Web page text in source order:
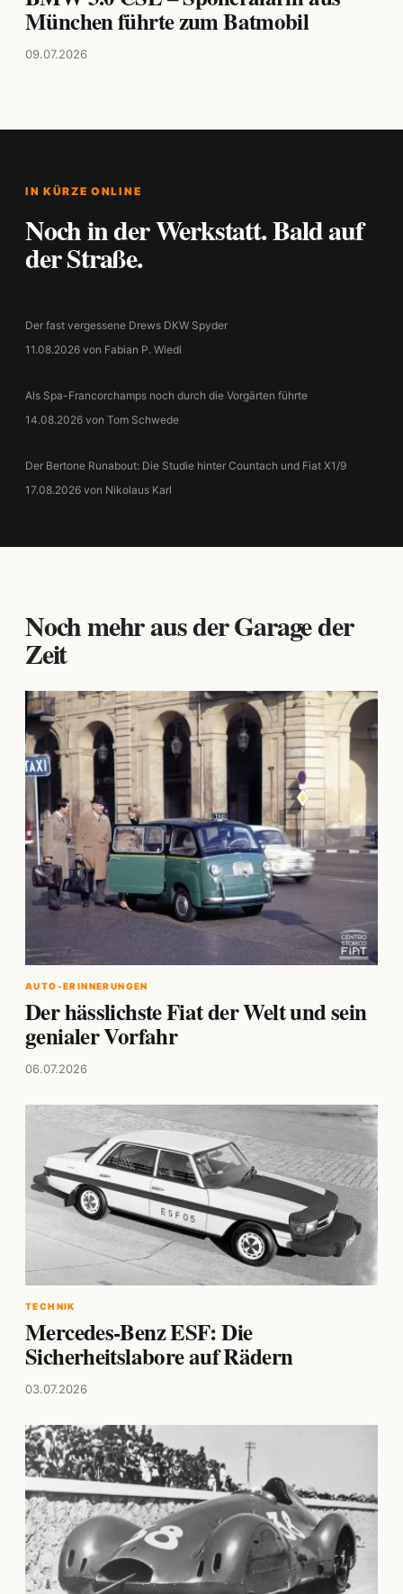
München führte zum Batmobil
09.07.2026
IN KÜRZE ONLINE
Noch in der Werkstatt. Bald auf
der Straße.
Der fast vergessene Drews DKW Spyder
11.08.2026 von Fabian P. Wiedl
Als Spa-Francorchamps noch durch die Vorgärten führte
14.08.2026 von Tom Schwede
Der Bertone Runabout: Die Studie hinter Countach und Fiat X1/9
17.08.2026 von Nikolaus Karl
Noch mehr aus der Garage der
Zeit
AUTO-ERINNERUNGEN
Der hässlichste Fiat der Welt und sein
genialer Vorfahr
06.07.2026
TECHNIK
Mercedes-Benz ESF: Die
Sicherheitslabore auf Rädern
03.07.2026